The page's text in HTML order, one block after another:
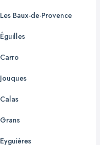
Les Baux-de-Provence
Éguilles
Carro
Jouques
Calas
Grans
Eyguières